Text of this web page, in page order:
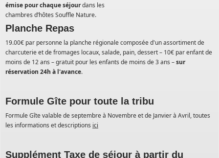
émise pour chaque séjourdans les
chambres d’hôtes Souffle Nature.
Planche Repas
19.00€ par personne la planche régionale composée d'un assortiment de
charcuterie et de fromages locaux, salade, pain, dessert – 10€ par enfant de
moins de 12 ans – gratuit pour les enfants de moins de 3 ans –sur
réservation 24h à l'avance.
Formule Gîte pour toute la tribu
Formule Gîte valable de septembre à Novembre et de Janvier à Avril, toutes
les informations et descriptions ici
Supplément Taxe de séjour à partir du